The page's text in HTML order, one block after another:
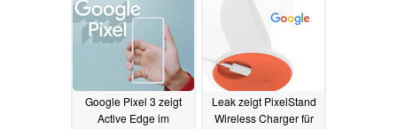
Google Pixel 3 zeigt
Active Edge im
Leak zeigt PixelStand
Wireless Charger für